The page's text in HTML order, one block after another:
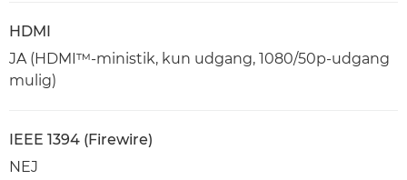
HDMI
JA (HDMI™-ministik, kun udgang, 1080/50p-udgang
mulig)
IEEE 1394 (Firewire)
NEJ